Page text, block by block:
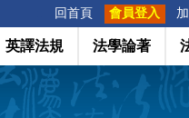
回首頁 會員登入
英譯法規 法學論著